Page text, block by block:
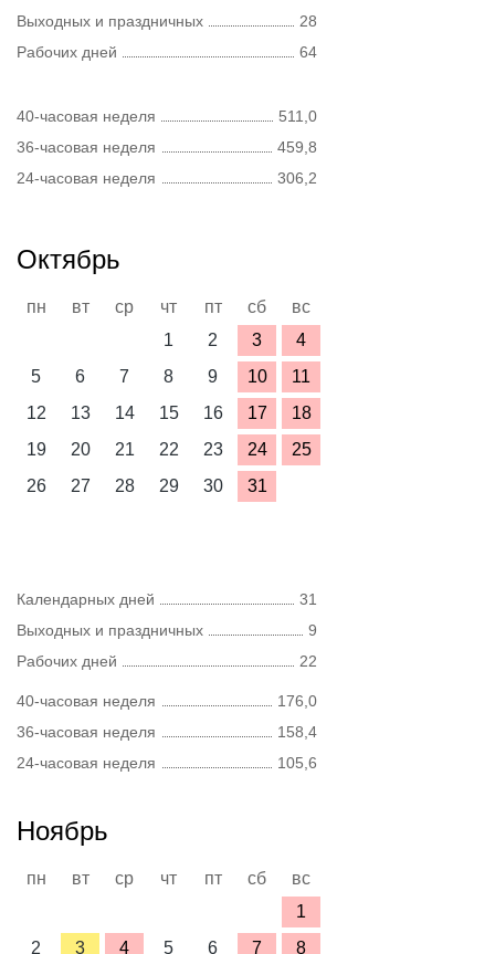
Выходных и праздничных
28
Рабочих дней
64
40-часовая неделя
511,0
36-часовая неделя
459,8
24-часовая неделя
306,2
Октябрь
пн вт ср чт пт сб
вс
1
2 3
4
5
6 7 8 9 10
11
12
13 14 15 16 17
18
19
20 21 22 23 24
25
26
27 28 29 30 31
Календарных дней
31
Выходных и праздничных
9
Рабочих дней
22
40-часовая неделя
176,0
36-часовая неделя
158,4
24-часовая неделя
105,6
Ноябрь
пн вт ср чт пт сб
вс
1
2
3 4 5 6 7 8